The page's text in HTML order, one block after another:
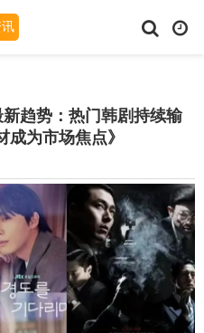
新趋势：热门韩剧持续输
成为市场焦点》